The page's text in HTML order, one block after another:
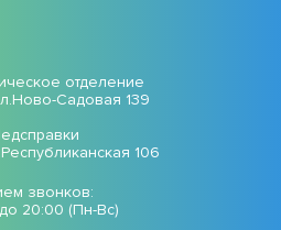
отделение
Садовая 139
106
звонков:
20:00 (Пн-Вс)